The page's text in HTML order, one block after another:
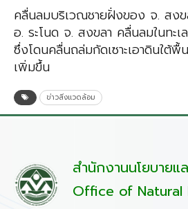
คลื่นลมบริเวณชายฝั่งของ จ. สงข
อ. ระโนด จ. สงขลา คลื่นลมในทะ
ซึ่งโดนคลื่นถล่มกัดเซาะเอาดินใต้
เพิ่มขึ้น
ข่าวสิ่งแวดล้อม
สำนักงานนโยบาย
Office of Natural